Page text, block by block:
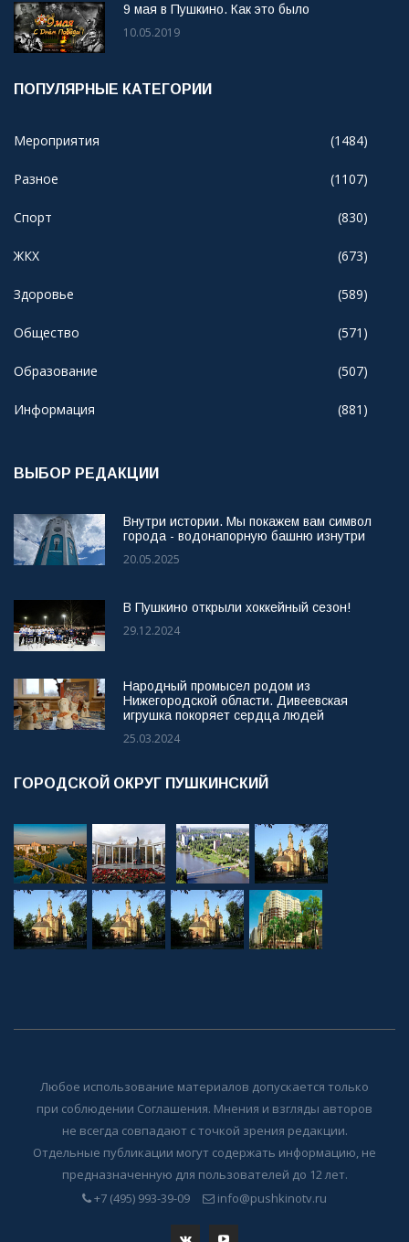
9 мая в Пушкино. Как это было
10.05.2019
ПОПУЛЯРНЫЕ КАТЕГОРИИ
Мероприятия (1484)
Разное (1107)
Спорт (830)
ЖКХ (673)
Здоровье (589)
Общество (571)
Образование (507)
Информация (881)
ВЫБОР РЕДАКЦИИ
Внутри истории. Мы покажем вам символ
города - водонапорную башню изнутри
20.05.2025
В Пушкино открыли хоккейный сезон!
29.12.2024
Народный промысел родом из
Нижегородской области. Дивеевская
игрушка покоряет сердца людей
25.03.2024
ГОРОДСКОЙ ОКРУГ ПУШКИНСКИЙ
Любое использование материалов допускается только
при соблюдении Соглашения. Мнения и взгляды авторов
не всегда совпадают с точкой зрения редакции.
Отдельные публикации могут содержать информацию, не
предназначенную для пользователей до 12 лет.
+7 (495) 993-39-09
info@pushkinotv.ru